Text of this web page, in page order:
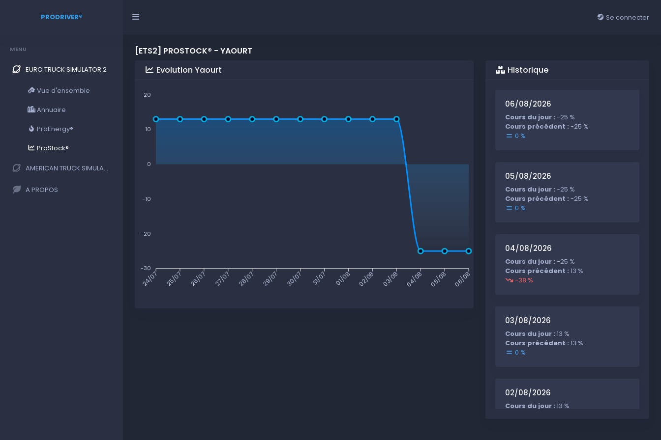
PRODRIVER® Se connecter
MENU
EURO TRUCK SIMULATOR 2
Vue d'ensemble
Annuaire
ProEnergy®
ProStock®
AMERICAN TRUCK SIMULATOR
A PROPOS
[ETS2] PROSTOCK® - YAOURT
Evolution Yaourt
20
10
0
-10
-20
-30
24/07 25/07 26/07 27/07 28/07 29/07 30/07 31/07 01/08 02/08 03/08 04/08 05/08 06/08
Historique
06/08/2026
Cours du jour :-25 %
Cours précédent :-25 %
0 %
05/08/2026
Cours du jour :-25 %
Cours précédent :-25 %
0 %
04/08/2026
Cours du jour :-25 %
Cours précédent :13 %
-38 %
03/08/2026
Cours du jour :13 %
Cours précédent :13 %
0 %
02/08/2026
Cours du jour :13 %